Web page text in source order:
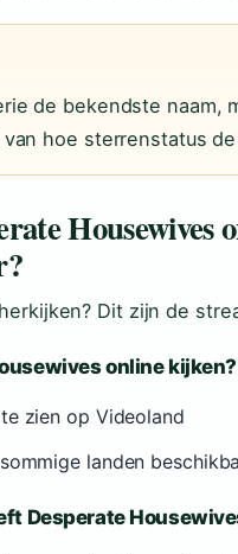
de bekendste naam,
hoe sterrenstatus
Housewives
Dit zijn de
online kijken?
zien op Videoland
landen
Desperate